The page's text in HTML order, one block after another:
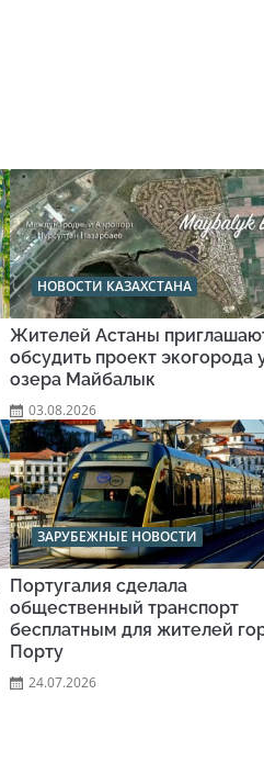
НОВОСТИ КАЗАХСТАНА
Жителей Астаны
обсудить проект экогорода
озера Майбалык
03.08.2026
ЗАРУБЕЖНЫЕ НОВОСТИ
Португалия сделала
общественный транспорт
бесплатным для жителей
Порту
24.07.2026